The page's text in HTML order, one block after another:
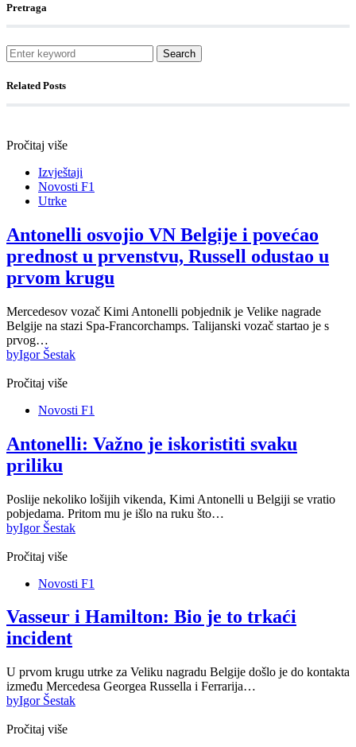
Pretraga
Search
Related Posts
Pročitaj više
Izvještaji
Novosti F1
Utrke
Antonelli osvojio VN Belgije i povećao
prednost u prvenstvu, Russell odustao u
prvom krugu
Mercedesov vozač Kimi Antonelli pobjednik je Velike nagrade
Belgije na stazi Spa-Francorchamps. Talijanski vozač startao je s
prvog…
byIgor Šestak
Pročitaj više
Novosti F1
Antonelli: Važno je iskoristiti svaku
priliku
Poslije nekoliko lošijih vikenda, Kimi Antonelli u Belgiji se vratio
pobjedama. Pritom mu je išlo na ruku što…
byIgor Šestak
Pročitaj više
Novosti F1
Vasseur i Hamilton: Bio je to trkaći
incident
U prvom krugu utrke za Veliku nagradu Belgije došlo je do kontakta
između Mercedesa Georgea Russella i Ferrarija…
byIgor Šestak
Pročitaj više